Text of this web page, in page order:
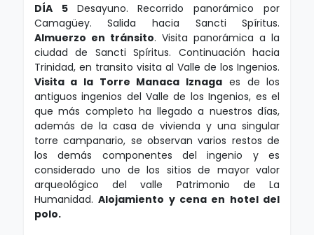
DÍA 5 Desayuno. Recorrido panorámico por
Camagüey. Salida hacia Sancti Spíritus.
Almuerzo en tránsito. Visita panorámica a la
ciudad de Sancti Spíritus. Continuación hacia
Trinidad, en transito visita al Valle de los Ingenios.
Visita a la Torre Manaca Iznaga es de los
antiguos ingenios del Valle de los Ingenios, es el
que más completo ha llegado a nuestros días,
además de la casa de vivienda y una singular
torre campanario, se observan varios restos de
los demás componentes del ingenio y es
considerado uno de los sitios de mayor valor
arqueológico del valle Patrimonio de La
Humanidad.Alojamiento y cena en hotel del
polo.